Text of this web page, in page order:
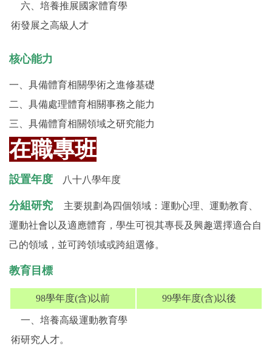
六、培養推展國家體育學
術發展之高級人才
核心能力
一、具備體育相關學術之進修基礎
二、具備處理體育相關事務之能力
三、具備體育相關領域之研究能力
在職專班
設置年度 八十八學年度
分組研究
主要規劃為四個領域：運動心理、運動教育、
運動社會以及適應體育，學生可視其專長及興趣選擇適合自
己的領域，並可跨領域或跨組選修。
教育目標
98學年度(含)以前 99學年度(含)以後
一、培養高級運動教育學
術研究人才。